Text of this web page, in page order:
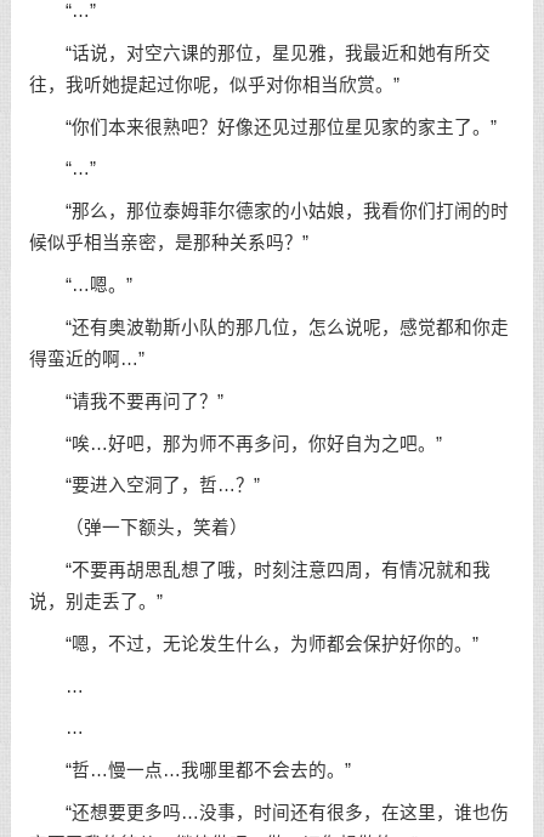
“…”
“话说，对空六课的那位，星见雅，我最近和她有所交
往，我听她提起过你呢，似乎对你相当欣赏。”
“你们本来很熟吧？好像还见过那位星见家的家主了。”
“…”
“那么，那位泰姆菲尔德家的小姑娘，我看你们打闹的时
候似乎相当亲密，是那种关系吗？”
“…嗯。”
“还有奥波勒斯小队的那几位，怎么说呢，感觉都和你走
得蛮近的啊…”
“请我不要再问了？”
“唉…好吧，那为师不再多问，你好自为之吧。”
“要进入空洞了，哲…？”
（弹一下额头，笑着）
“不要再胡思乱想了哦，时刻注意四周，有情况就和我
说，别走丢了。”
“嗯，不过，无论发生什么，为师都会保护好你的。”
…
…
“哲…慢一点…我哪里都不会去的。”
“还想要更多吗…没事，时间还有很多，在这里，谁也伤